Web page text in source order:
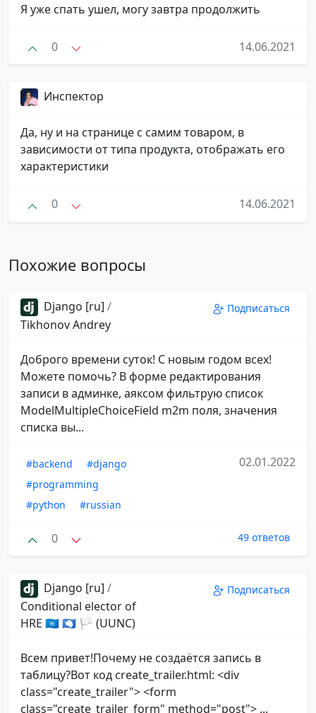
Я уже спать ушел, могу завтра продолжить
0 14.06.2021
Инспектор
Да, ну и на странице с самим товаром, в
зависимости от типа продукта, отображать его
характеристики
0 14.06.2021
Похожие вопросы
Django [ru] /
Tikhonov Andrey
Подписаться
Доброго времени суток! С новым годом всех!
Можете помочь? В форме редактирования
записи в админке, аяксом фильтрую список
ModelMultipleChoiceField m2m поля, значения
списка вы...
#backend
#django
#programming
#python
#russian
02.01.2022
0 49 ответов
Django [ru] /
Conditional elector of
HRE 🇺🇳 🇦🇶 🏳 (UUNC)
Подписаться
Всем привет!Почему не создаётся запись в
таблицу?Вот код create_trailer.html: <div
class="create_trailer"> <form
class="create_trailer_form" method="post"> ...